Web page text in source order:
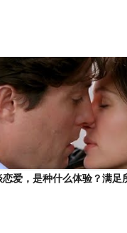
恋爱，是种什么体验？满